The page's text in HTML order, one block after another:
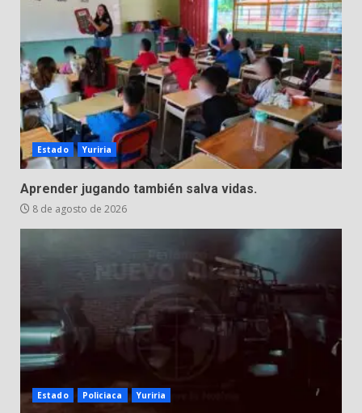
Estado Yuriria
Aprender jugando también salva vidas.
8 de agosto de 2026
Estado Policiaca Yuriria